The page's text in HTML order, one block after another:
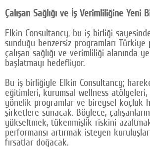
Çalışan Sağlığı ve İş Verimliliğine Yeni
Elkin Consultancy, bu iş birliği
sunduğu benzersiz programları Türkiye
çalışan sağlığı ve verimliliği alanında
başlatmayı hedefliyor.
Bu iş birliğiyle Elkin Consultancy;
eğitimleri, kurumsal wellness
yönelik programlar ve bireysel koçluk
şirketlere sunacak. Böylece,
yükseltmek, tükenmişlik riskini
performansı artırmak isteyen
fırsatlar doğacak.